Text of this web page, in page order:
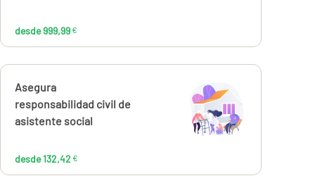
desde 999,99 €
Calcúlalo ahora
Asegura
responsabilidad civil de
asistente social
desde 132,42 €
132,42€